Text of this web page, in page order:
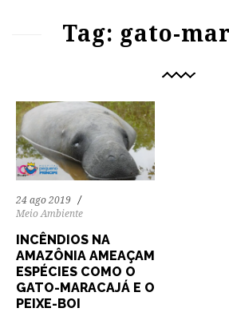
Tag: gato-
24 ago 2019
Meio Ambiente
INCÊNDIOS NA
AMAZÔNIA AMEAÇAM
ESPÉCIES COMO O
GATO-MARACAJÁ E O
PEIXE-BOI